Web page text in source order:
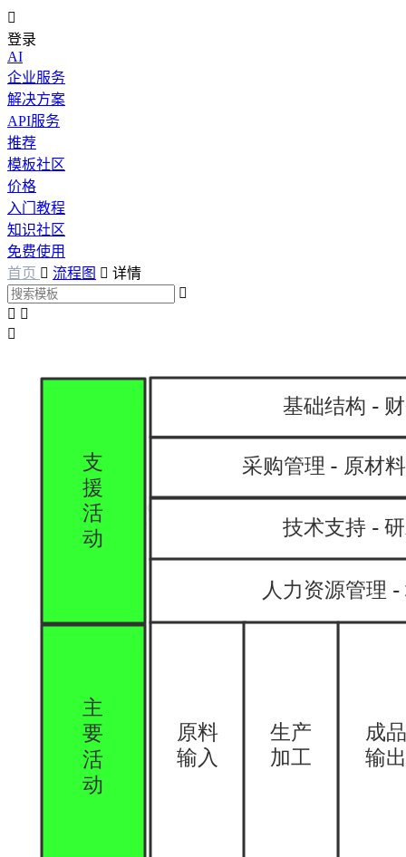

登录
AI
企业服务
解决方案
API服务
推荐
模板社区
价格
入门教程
知识社区
免费使用
首页  流程图  详情

 
